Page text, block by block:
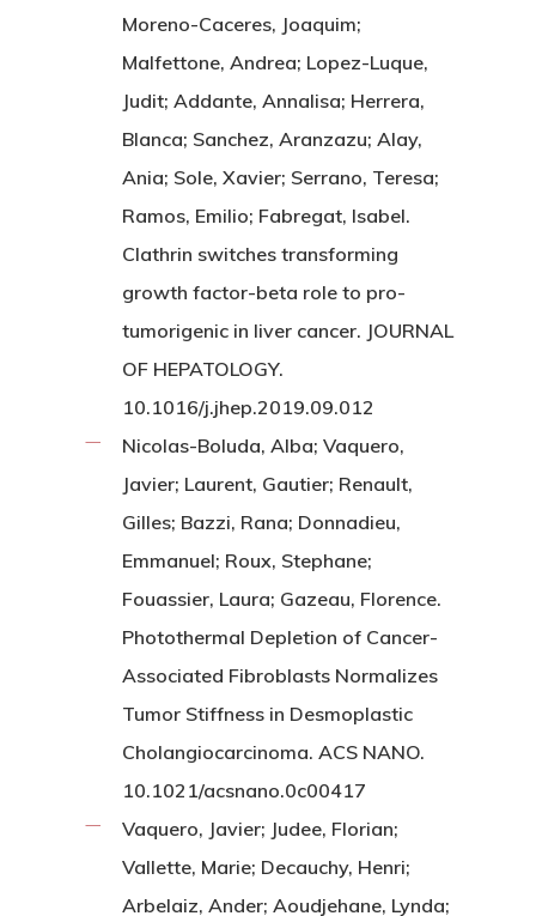
Moreno-Caceres, Joaquim;
Malfettone, Andrea; Lopez-Luque,
Judit; Addante, Annalisa; Herrera,
Blanca; Sanchez, Aranzazu; Alay,
Ania; Sole, Xavier; Serrano, Teresa;
Ramos, Emilio; Fabregat, Isabel.
Clathrin switches transforming
growth factor-beta role to pro-
tumorigenic in liver cancer. JOURNAL
OF HEPATOLOGY.
10.1016/j.jhep.2019.09.012
Nicolas-Boluda, Alba; Vaquero,
Javier; Laurent, Gautier; Renault,
Gilles; Bazzi, Rana; Donnadieu,
Emmanuel; Roux, Stephane;
Fouassier, Laura; Gazeau, Florence.
Photothermal Depletion of Cancer-
Associated Fibroblasts Normalizes
Tumor Stiffness in Desmoplastic
Cholangiocarcinoma. ACS NANO.
10.1021/acsnano.0c00417
Vaquero, Javier; Judee, Florian;
Vallette, Marie; Decauchy, Henri;
Arbelaiz, Ander; Aoudjehane, Lynda;